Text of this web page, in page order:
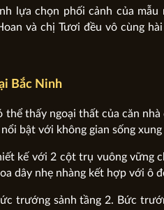
lựa chọn phối cảnh của
và chị Tươi đều vô cùng
Bắc Ninh
thể thấy ngoại thất của căn
bật với không gian sống xung
kế với 2 cột trụ vuông vững
dây nhẹ nhàng kết hợp với ô
trướng sảnh tầng 2. Bức